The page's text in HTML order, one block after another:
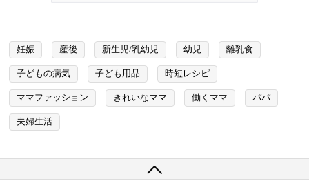
妊娠 産後 新生児/乳幼児 幼児 離乳食
子どもの病気 子ども用品 時短レシピ
ママファッション きれいなママ 働くママ パパ
夫婦生活